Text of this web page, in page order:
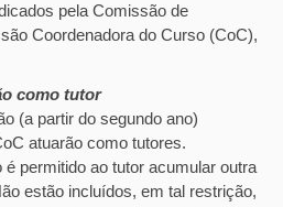
pela Comissão de
Coordenadora do Curso (CoC),
como tutor
(a partir do segundo ano)
atuarão como tutores.
permitido ao tutor acumular outra
estão incluídos, em tal restrição,